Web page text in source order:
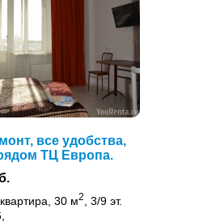
все удобства,
ТЦ Европа.
30 м2
, 3/9 эт.